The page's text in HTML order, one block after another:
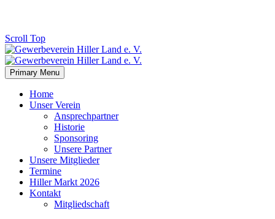
Scroll Top
Primary Menu
Home
Unser Verein
Ansprechpartner
Historie
Sponsoring
Unsere Partner
Unsere Mitglieder
Termine
Hiller Markt 2026
Kontakt
Mitgliedschaft